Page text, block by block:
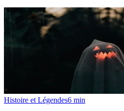
Histoire et Légendes6 min